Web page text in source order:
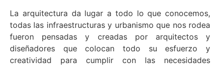
La arquitectura da lugar a todo lo que conocemos,
todas las infraestructuras y urbanismo que nos rodea
fueron pensadas y creadas por arquitectos y
diseñadores que colocan todo su esfuerzo y
creatividad para cumplir con las necesidades